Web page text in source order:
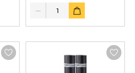
Quantity